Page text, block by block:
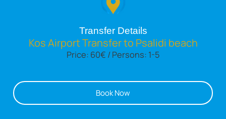
Transfer Details
Kos Airport Transfer to Psalidi beach
Price: 60€ / Persons: 1-5
Book Now